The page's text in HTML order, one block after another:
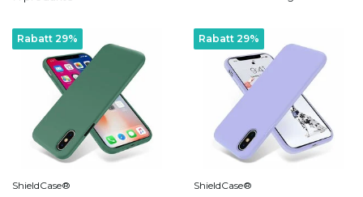
Rabatt 29%
ShieldCase®
Rabatt 29%
ShieldCase®